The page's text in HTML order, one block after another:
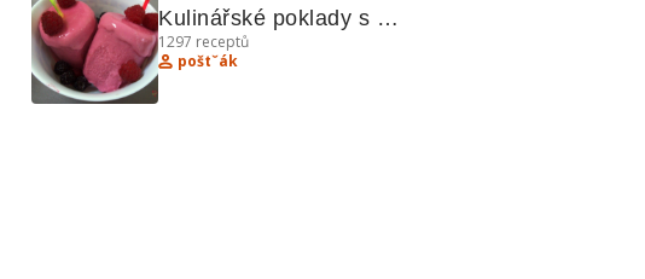
Kulinářské poklady s
nanuky, pikantní
pomazánkou a dalšími
1297 receptů
poštˇák